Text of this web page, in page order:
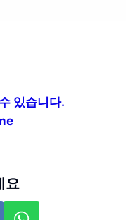
있습니다.
요